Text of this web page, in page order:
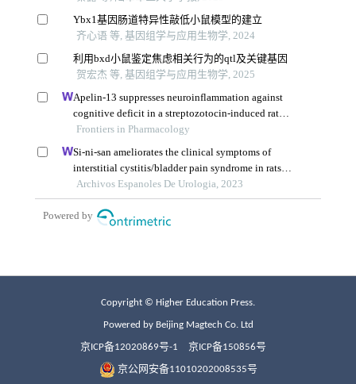
Copyright © Higher Education Press.
Powered by Beijing Magtech Co. Ltd
京ICP备12020869号-1 京ICP备150856号
京公网安备11010202008535号